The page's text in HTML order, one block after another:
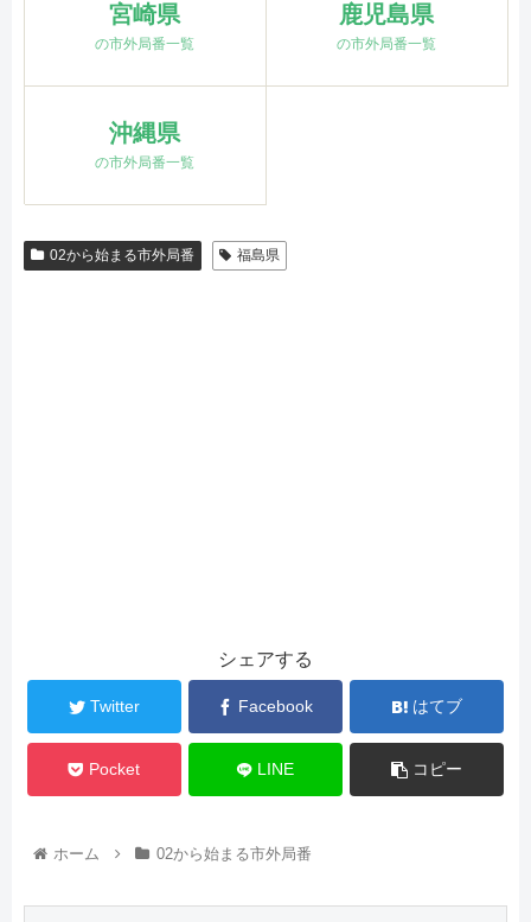
宮崎県
の市外局番一覧
鹿児島県
の市外局番一覧
沖縄県
の市外局番一覧
02から始まる市外局番 福島県
シェアする
Twitter Facebook はてブ
Pocket LINE コピー
ホーム 02から始まる市外局番